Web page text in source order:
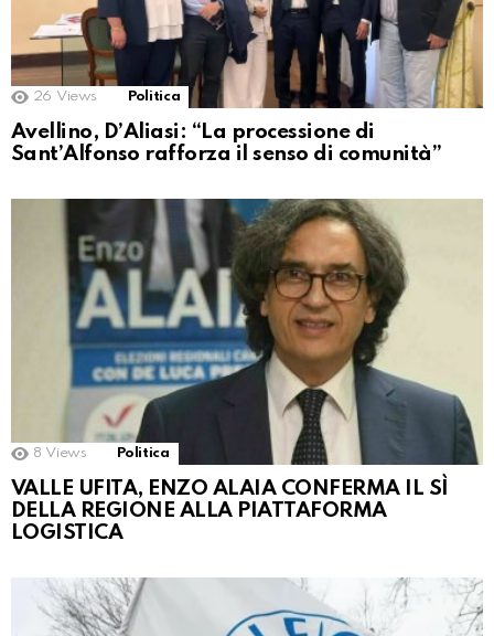
26 Views Politica
Avellino, D’Aliasi: “La processione di
Sant’Alfonso rafforza il senso di comunità”
8 Views Politica
VALLE UFITA, ENZO ALAIA CONFERMA IL SÌ
DELLA REGIONE ALLA PIATTAFORMA
LOGISTICA